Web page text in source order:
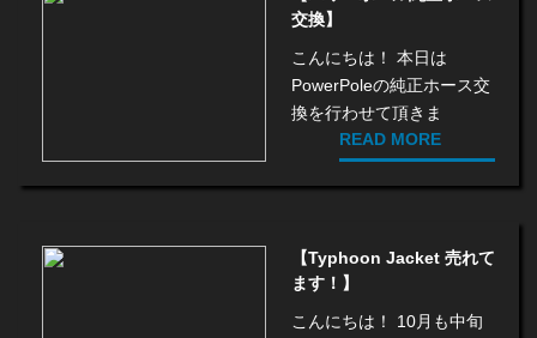
交換】
こんにちは！ 本日は
PowerPoleの純正ホース交
換を行わせて頂きま
READ MORE
【Typhoon Jacket 売れて
ます！】
こんにちは！ 10月も中旬